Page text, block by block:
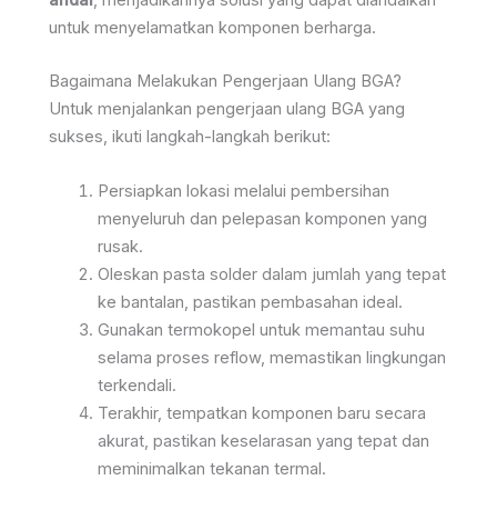
untuk menyelamatkan komponen berharga.
Bagaimana Melakukan Pengerjaan Ulang BGA?
Untuk menjalankan pengerjaan ulang BGA yang
sukses, ikuti langkah-langkah berikut:
Persiapkan lokasi melalui pembersihan
menyeluruh dan pelepasan komponen yang
rusak.
Oleskan pasta solder dalam jumlah yang tepat
ke bantalan, pastikan pembasahan ideal.
Gunakan termokopel untuk memantau suhu
selama proses reflow, memastikan lingkungan
terkendali.
Terakhir, tempatkan komponen baru secara
akurat, pastikan keselarasan yang tepat dan
meminimalkan tekanan termal.